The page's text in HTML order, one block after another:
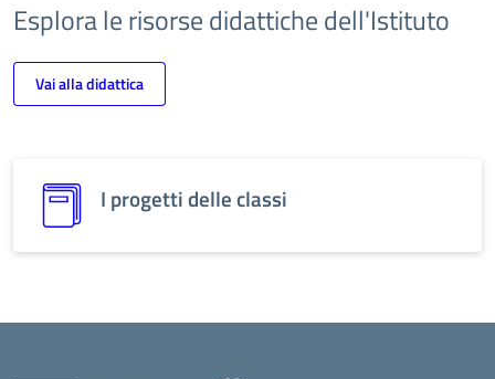
Esplora le risorse didattiche dell'Istituto
Vai alla didattica
I progetti delle classi